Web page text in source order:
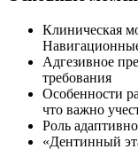
Клиническая
Адгезивное
требования
Особенности
что важно
Роль
«Дентинный